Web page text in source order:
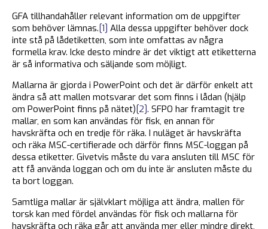
GFA tillhandahåller relevant information om de uppgifter
som behöver lämnas.[1] Alla dessa uppgifter behöver dock
inte stå på lådetiketten, som inte omfattas av några
formella krav. Icke desto mindre är det viktigt att etiketterna
är så informativa och säljande som möjligt.
Mallarna är gjorda i PowerPoint och det är därför enkelt att
ändra så att mallen motsvarar det som finns i lådan (hjälp
om PowerPoint finns på nätet)[2]. SFPO har framtagit tre
mallar, en som kan användas för fisk, en annan för
havskräfta och en tredje för räka. I nuläget är havskräfta
och räka MSC-certifierade och därför finns MSC-loggan på
dessa etiketter. Givetvis måste du vara ansluten till MSC för
att få använda loggan och om du inte är ansluten måste du
ta bort loggan.
Samtliga mallar är självklart möjliga att ändra, mallen för
torsk kan med fördel användas för fisk och mallarna för
havskräfta och räka går att använda mer eller mindre direkt,